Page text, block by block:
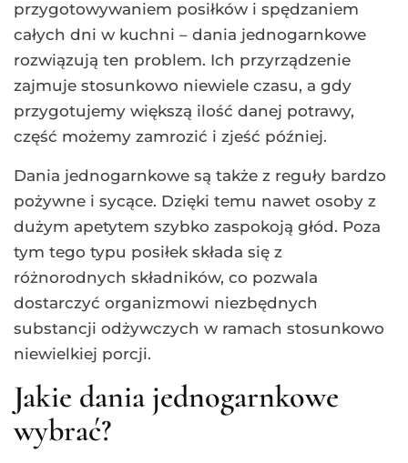
przygotowywaniem posiłków i spędzaniem
całych dni w kuchni – dania jednogarnkowe
rozwiązują ten problem. Ich przyrządzenie
zajmuje stosunkowo niewiele czasu, a gdy
przygotujemy większą ilość danej potrawy,
część możemy zamrozić i zjeść później.
Dania jednogarnkowe są także z reguły bardzo
pożywne i sycące. Dzięki temu nawet osoby z
dużym apetytem szybko zaspokoją głód. Poza
tym tego typu posiłek składa się z
różnorodnych składników, co pozwala
dostarczyć organizmowi niezbędnych
substancji odżywczych w ramach stosunkowo
niewielkiej porcji.
Jakie dania jednogarnkowe
wybrać?